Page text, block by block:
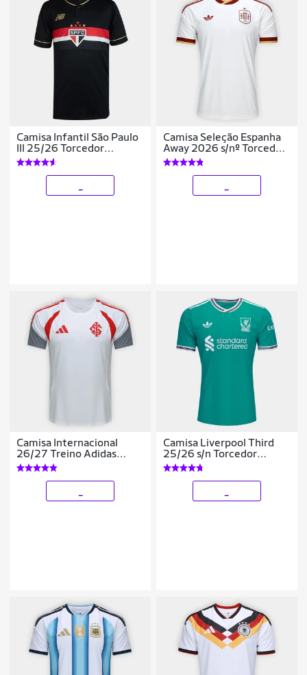
Camisa Infantil São Paulo
III 25/26 Torcedor
Comemorativa New
Balance
Camisa Seleção Espanha
Away 2026 s/nº Torcedor
Adidas Originals
Masculina
Camisa Internacional
26/27 Treino Adidas
Masculina
Camisa Liverpool Third
25/26 s/n Torcedor
Adidas Masculina